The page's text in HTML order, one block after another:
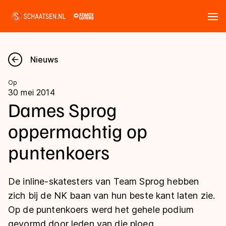
Nieuws
Kalender
Disciplines
Marathon
Inlineskaten
Uitslagen
Langebaan
Shorttrack
Marathon
Tijden & historie
Ranglijsten Langebaan
Nieuws
Op
30 mei 2014
Dames Sprog
oppermachtig op
puntenkoers
De inline-skatesters van Team Sprog hebben
zich bij de NK baan van hun beste kant laten zie.
Op de puntenkoers werd het gehele podium
gevormd door leden van die ploeg.